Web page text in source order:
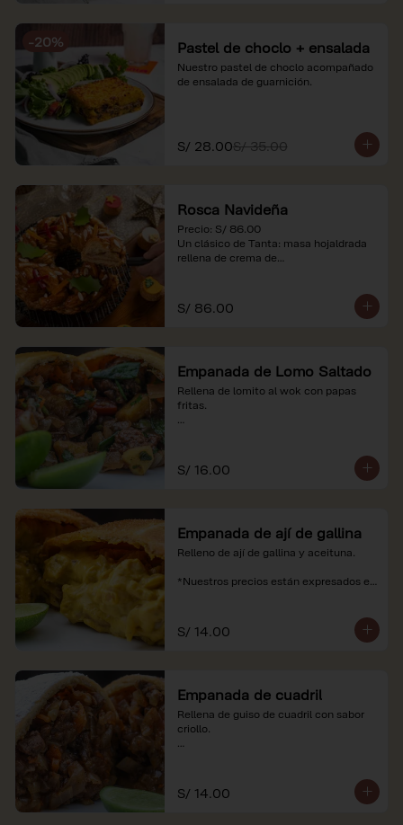
-20% Pastel de choclo + ensalada
Nuestro pastel de choclo acompañado
de ensalada de guarnición.
S/ 28.00S/ 35.00
Rosca Navideña
Precio: S/ 86.00
Un clásico de Tanta: masa hojaldrada
rellena de crema de
*Nuestros precios están expresados en
soles e incluyen impuestos de ley y
S/ 86.00
Empanada de Lomo Saltado
Rellena de lomito al wok con papas
fritas.
S/ 16.00
Empanada de ají de gallina
Relleno de ají de gallina y aceituna.
*Nuestros precios están expresados en
S/ 14.00
Empanada de cuadril
Rellena de guiso de cuadril con sabor
criollo.
S/ 14.00